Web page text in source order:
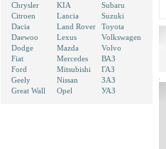
Chrysler
Citroen
Dacia
Daewoo
Dodge
Fiat
Ford
Geely
Great Wall
KIA
Lancia
Land Rover
Lexus
Mazda
Mercedes
Mitsubishi
Nissan
Opel
Subaru
Suzuki
Toyota
Volkswagen
Volvo
ВАЗ
ГАЗ
ЗАЗ
УАЗ